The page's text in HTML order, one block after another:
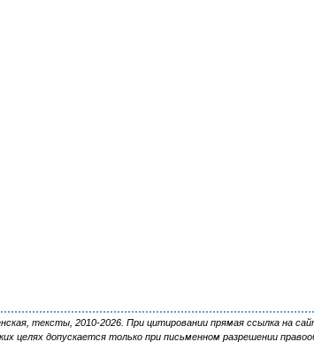
тексты, 2010-2026. При цитировании прямая ссылка на
целях допускается только при письменном разрешении